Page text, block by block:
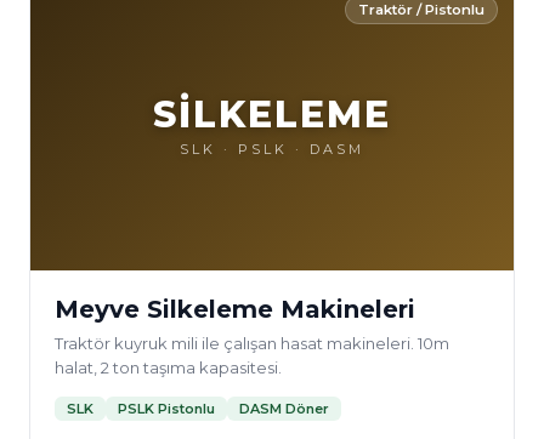
Traktör / Pistonlu
SİLKELEME
SLK · PSLK · DASM
Meyve Silkeleme Makineleri
Traktör kuyruk mili ile çalışan hasat makineleri. 10m
halat, 2 ton taşıma kapasitesi.
SLK PSLK Pistonlu DASM Döner